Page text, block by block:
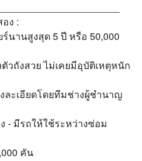
ง :
นานสูงสุด 5 ปี หรือ 50,000
วถังสวย ไม่เคยมีอุบัติเหตุหนัก
ละเอียดโดยทีมช่างผู้ชำนาญ
- มีรถให้ใช้ระหว่างซ่อม
คัน